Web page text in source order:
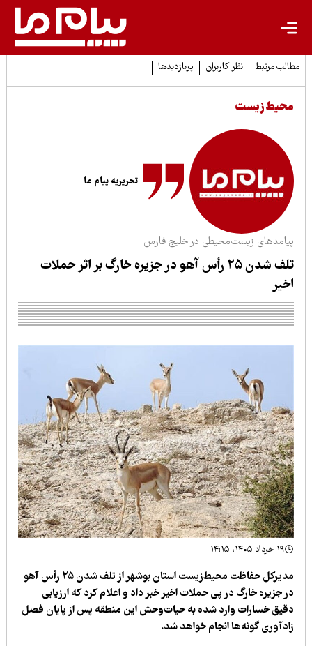
مرتبط نظر کاربران پربازدیدها
زیست
تحریریه پیام ما
زیست‌محیطی در خلیج فارس
تلف شدن ۲۵ رأس آهو در جزیره خارگ بر اثر حملات
مدیرکل حفاظت محیط‌زیست استان بوشهر از تلف شدن ۲۵ رأس آهو
جزیره خارگ در پی حملات اخیر خبر داد و اعلام کرد که ارزیابی
خسارات وارد شده به حیات‌وحش این منطقه پس از پایان فصل
گونه‌ها انجام خواهد شد.